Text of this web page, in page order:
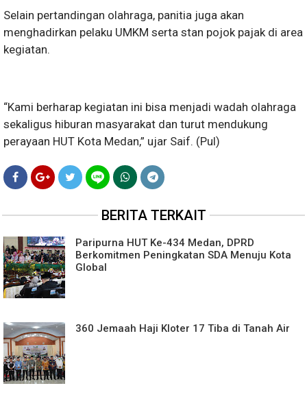
Selain pertandingan olahraga, panitia juga akan
menghadirkan pelaku UMKM serta stan pojok pajak di area
kegiatan.
“Kami berharap kegiatan ini bisa menjadi wadah olahraga
sekaligus hiburan masyarakat dan turut mendukung
perayaan HUT Kota Medan,” ujar Saif. (Pul)
BERITA TERKAIT
Paripurna HUT Ke-434 Medan, DPRD
Berkomitmen Peningkatan SDA Menuju Kota
Global
360 Jemaah Haji Kloter 17 Tiba di Tanah Air